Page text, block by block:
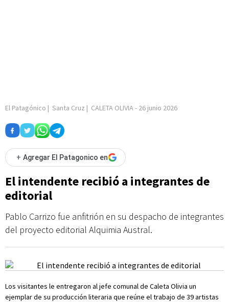
El Patagónico | Santa Cruz | CALETA OLIVIA- 26 junio 2026
+ Agregar El Patagonico en
El intendente recibió a integrantes de
editorial
Pablo Carrizo fue anfitrión en su despacho de integrantes
del proyecto editorial Alquimia Austral.
Los visitantes le entregaron al jefe comunal de Caleta Olivia un
ejemplar de su producción literaria que reúne el trabajo de 39 artistas